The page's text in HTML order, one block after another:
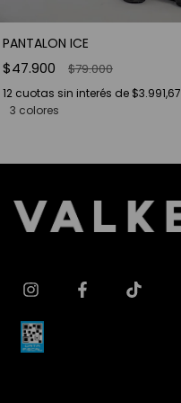
PANTALON ICE
$47.900 $79.000
12 cuotas sin interés de $3.991,67
3 colores